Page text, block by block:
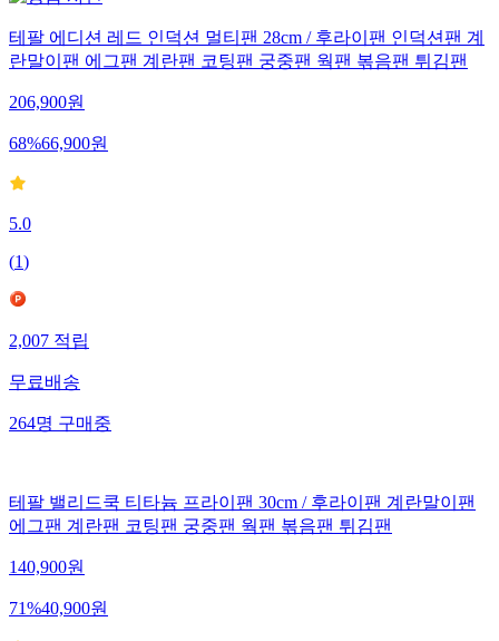
테팔 에디션 레드 인덕션 멀티팬 28cm / 후라이팬 인덕션팬 계
란말이팬 에그팬 계란팬 코팅팬 궁중팬 웍팬 볶음팬 튀김팬
206,900원
68%66,900원
5.0
(1)
2,007 적립
무료배송
264명 구매중
테팔 밸리드쿡 티타늄 프라이팬 30cm / 후라이팬 계란말이팬
에그팬 계란팬 코팅팬 궁중팬 웍팬 볶음팬 튀김팬
140,900원
71%40,900원